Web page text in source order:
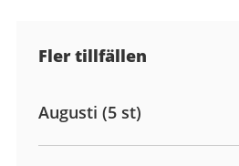
Fler tillfällen
Augusti (5 st)